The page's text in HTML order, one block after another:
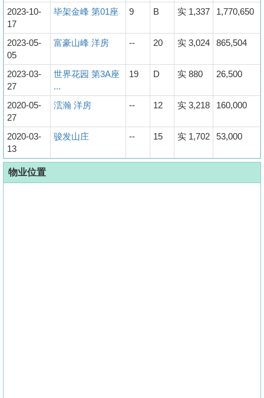
2023-10-
17
毕架金峰 第01座 9 B 实 1,337 1,770,650
2023-05-
05
富豪山峰 洋房 -- 20 实 3,024 865,504
2023-03-
27
世界花园 第3A座
...
19 D 实 880 26,500
2020-05-
27
澐瀚 洋房 -- 12 实 3,218 160,000
2020-03-
13
骏发山庄 -- 15 实 1,702 53,000
物业位置